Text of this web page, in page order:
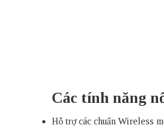
Các tính năng
Hỗ trợ các chuẩn Wireless